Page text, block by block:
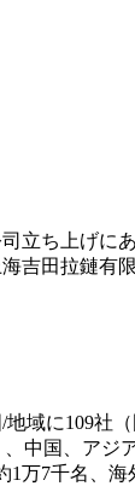
立ち上げに
吉田拉鏈有
域に109社
中国、アジ
1万7千名、海